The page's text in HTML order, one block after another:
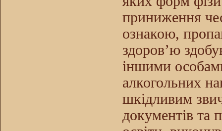
приниження
ознакою,
здоров’ю
іншими
алкогольних
шкідливим
документів та